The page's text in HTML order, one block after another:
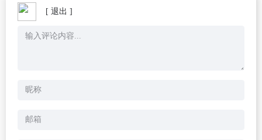
[ 退出 ]